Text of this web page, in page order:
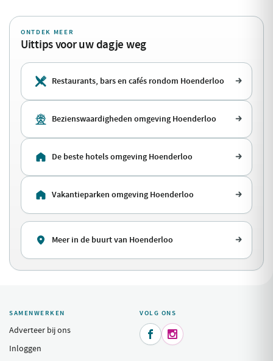
ONTDEK MEER
Uittips voor uw dagje weg
Restaurants, bars en cafés rondom Hoenderloo
Bezienswaardigheden omgeving Hoenderloo
De beste hotels omgeving Hoenderloo
Vakantieparken omgeving Hoenderloo
Meer in de buurt van Hoenderloo
SAMENWERKEN
Adverteer bij ons
Inloggen
VOLG ONS
 